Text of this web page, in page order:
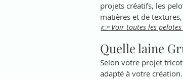
projets créatifs, les
matières et de
👉 Voir toutes les
Quelle laine
Selon votre projet
adapté à votre création.